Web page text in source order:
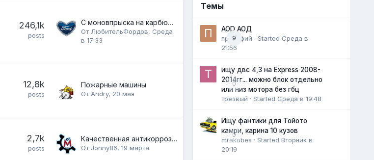
246,1k
posts
С моновпрыска на карбюратор. Ford 302.
От ЛюбительФордов, Среда
в 17:33
12,8k
posts
Пожарные машины
От Andry, 20 мая
2,7k
posts
Качественная антикоррозийная обработка автомобилей.
От Jonny86, 19 марта
Темы
9
AOD АОД
прокофий · Started Среда в
21:56
0
ищу двс 4,3 на Express 2008-
2014гг... можно блок отдельно
или низ мотора без гбц
трезвый · Started Среда в 19:48
0
Ищу фантики для Тойото
камри, карина 10 кузов
mrakobes · Started Вторник в
20:19